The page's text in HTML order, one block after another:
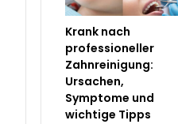
Krank nach
professioneller
Zahnreinigung:
Ursachen,
Symptome und
wichtige Tipps